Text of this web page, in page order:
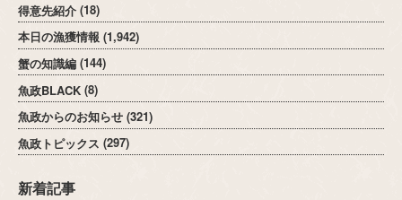
得意先紹介 (18)
本日の漁獲情報 (1,942)
蟹の知識編 (144)
魚政BLACK (8)
魚政からのお知らせ (321)
魚政トピックス (297)
新着記事